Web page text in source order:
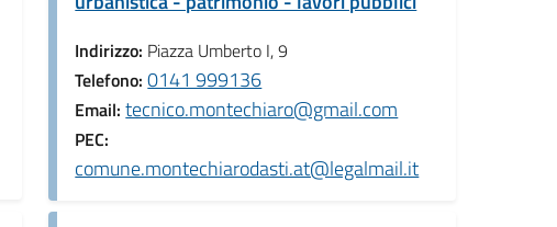
Indirizzo: Piazza Umberto I, 9
Telefono:0141 999136
Email:tecnico.montechiaro@gmail.com
PEC:
comune.montechiarodasti.at@legalmail.it